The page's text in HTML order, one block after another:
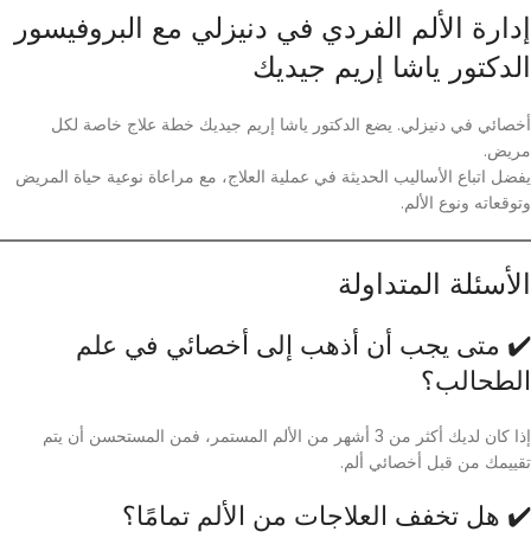
إدارة الألم الفردي في دنيزلي مع البروفيسور
الدكتور ياشا إريم جيديك
أخصائي في دنيزلي. يضع الدكتور ياشا إريم جيديك خطة علاج خاصة لكل
مريض.
يفضل اتباع الأساليب الحديثة في عملية العلاج، مع مراعاة نوعية حياة المريض
وتوقعاته ونوع الألم.
الأسئلة المتداولة
✔️ متى يجب أن أذهب إلى أخصائي في علم
الطحالب؟
إذا كان لديك أكثر من 3 أشهر من الألم المستمر، فمن المستحسن أن يتم
تقييمك من قبل أخصائي ألم.
✔️ هل تخفف العلاجات من الألم تمامًا؟